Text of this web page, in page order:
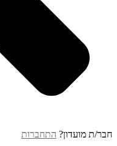
חבר/ת מועדון? התחברות